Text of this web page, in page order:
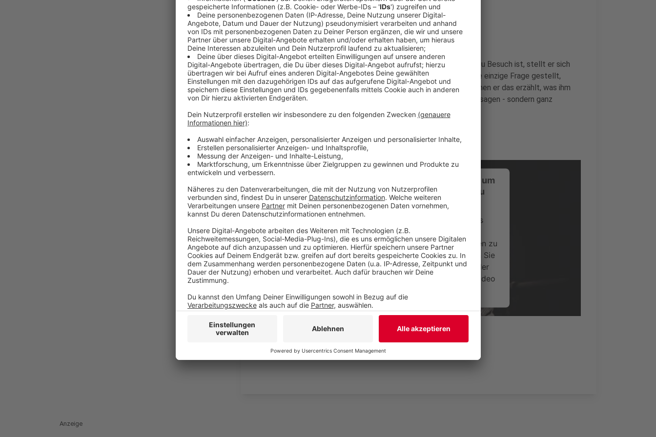
Ein Promi, keine Fragen und fünf Gegenstände
Anzeige
Wenn ein Popstar, Comedian, Schauspieler oder Politiker bei uns zu Besuch ist, stellt er sich
auch dem besonderen Video-Interview „Fünf für". Dabei wird keine einzige Frage gestellt,
sondern dem Gast einfach fünf Dinge in die Hand gedrückt, zu denen er das erzählt, was ihm
als Erstes einfällt. Keine Standardantworten, keine Promotionaussagen - sondern ganz
persönliche Geschichten - das ist „Fünf für"!
Wir benötigen Ihre Zustimmung, um
den YouTube Video-Service zu
laden!
Wir verwenden einen Service eines
Drittanbieters, um Videoinhalte
einzubetten. Dieser Service kann Daten zu
Ihren Aktivitäten sammeln. Bitte lesen Sie
die Details durch und stimmen Sie der
Nutzung des Service zu, um dieses Video
Akzeptieren
powered byUsercentrics Consent Management
Platform
Fünf für Adel Tawil
Anzeige
Anzeige